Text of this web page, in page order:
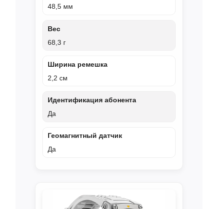
48,5 мм
Вес
68,3 г
Ширина ремешка
2,2 см
Идентификация абонента
Да
Геомагнитный датчик
Да